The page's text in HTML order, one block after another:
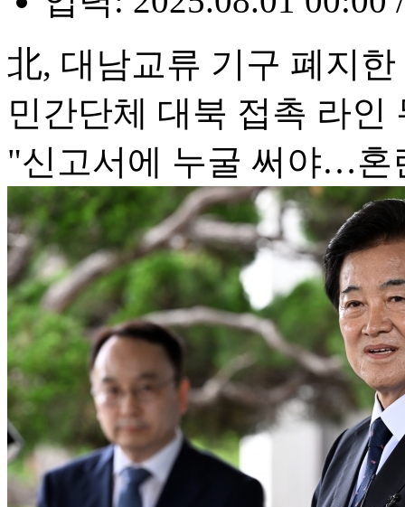
北, 대남교류 기구 폐지
민간단체 대북 접촉 라인
"신고서에 누굴 써야…혼